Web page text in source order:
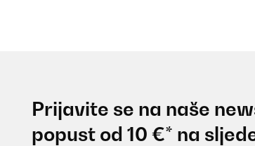
einfache Montage. Funktion ist prima und die
Prijavite se na naše
popust od 10 €* na